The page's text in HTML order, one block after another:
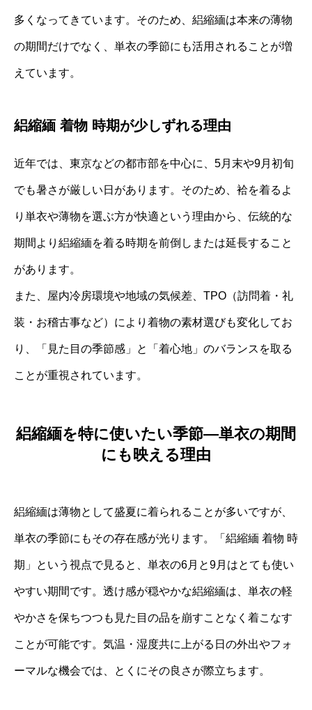
多くなってきています。そのため、絽縮緬は本来の薄物
の期間だけでなく、単衣の季節にも活用されることが増
えています。
絽縮緬 着物 時期が少しずれる理由
近年では、東京などの都市部を中心に、5月末や9月初旬
でも暑さが厳しい日があります。そのため、袷を着るよ
り単衣や薄物を選ぶ方が快適という理由から、伝統的な
期間より絽縮緬を着る時期を前倒しまたは延長すること
があります。
また、屋内冷房環境や地域の気候差、TPO（訪問着・礼
装・お稽古事など）により着物の素材選びも変化してお
り、「見た目の季節感」と「着心地」のバランスを取る
ことが重視されています。
絽縮緬を特に使いたい季節―単衣の期間
にも映える理由
絽縮緬は薄物として盛夏に着られることが多いですが、
単衣の季節にもその存在感が光ります。「絽縮緬 着物 時
期」という視点で見ると、単衣の6月と9月はとても使い
やすい期間です。透け感が穏やかな絽縮緬は、単衣の軽
やかさを保ちつつも見た目の品を崩すことなく着こなす
ことが可能です。気温・湿度共に上がる日の外出やフォ
ーマルな機会では、とくにその良さが際立ちます。